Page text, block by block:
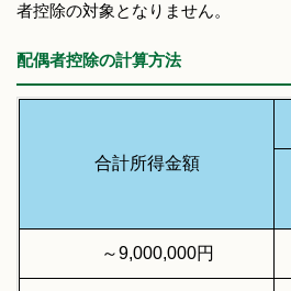
者控除の対象となりません。
配偶者控除の計算方法
合計所得金額
～9,000,000円